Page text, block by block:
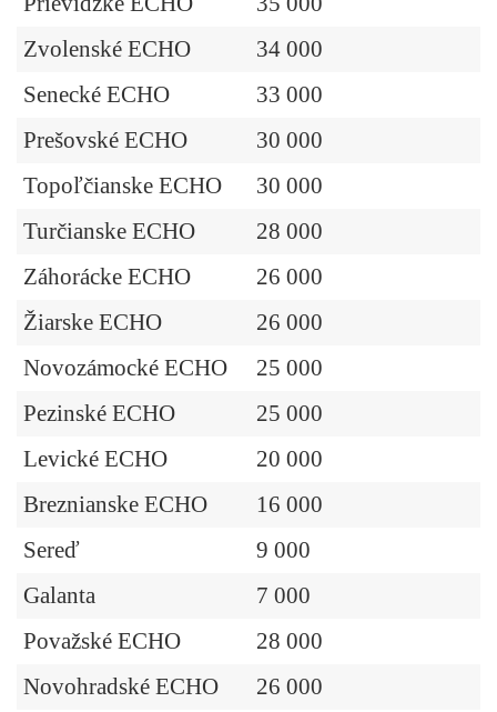
Zvolenské ECHO
34 000
Senecké ECHO
33 000
Prešovské ECHO
30 000
Topoľčianske ECHO
30 000
Turčianske ECHO
28 000
Záhorácke ECHO
26 000
Žiarske ECHO
26 000
Novozámocké ECHO
25 000
Pezinské ECHO
25 000
Levické ECHO
20 000
Breznianske ECHO
16 000
Sereď
9 000
Galanta
7 000
Považské ECHO
28 000
Novohradské ECHO
26 000